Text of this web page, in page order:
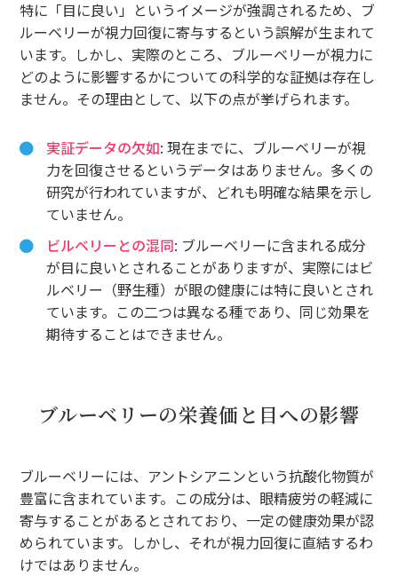
特に「目に良い」というイメージが強調されるため、ブ
ルーベリーが視力回復に寄与するという誤解が生まれて
います。しかし、実際のところ、ブルーベリーが視力に
どのように影響するかについての科学的な証拠は存在し
ません。その理由として、以下の点が挙げられます。
実証データの欠如: 現在までに、ブルーベリーが視
力を回復させるというデータはありません。多くの
研究が行われていますが、どれも明確な結果を示し
ていません。
ビルベリーとの混同: ブルーベリーに含まれる成分
が目に良いとされることがありますが、実際にはビ
ルベリー（野生種）が眼の健康には特に良いとされ
ています。この二つは異なる種であり、同じ効果を
期待することはできません。
ブルーベリーの栄養価と目への影響
ブルーベリーには、アントシアニンという抗酸化物質が
豊富に含まれています。この成分は、眼精疲労の軽減に
寄与することがあるとされており、一定の健康効果が認
められています。しかし、それが視力回復に直結するわ
けではありません。